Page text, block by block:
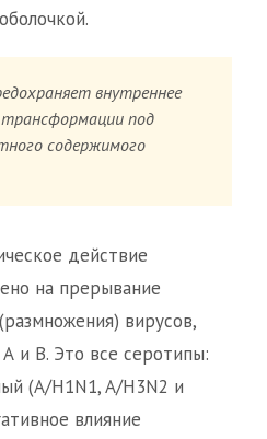
внутреннее
под
содержимого
действие
на прерывание
вирусов,
и В. Это все серотипы:
(A/H1N1, A/H3N2 и
влияние